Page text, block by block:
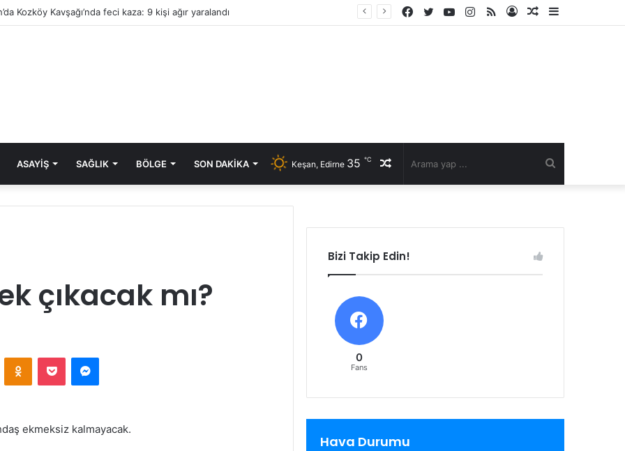
Kozköy Kavşağı’nda feci kaza: 9 kişi ağır yaralandı
Rastgele
Kayıt
RSS
Instagram
YouTube
Twitter
Facebook
ASAYIŞ SAĞLIK BÖLGE SON DAKIKA Rastgele
Keşan, Edirne 35 ℃
çıkacak mı?
ekmeksiz kalmayacak.
Bizi Takip Edin!
0
Fans
Hava Durumu